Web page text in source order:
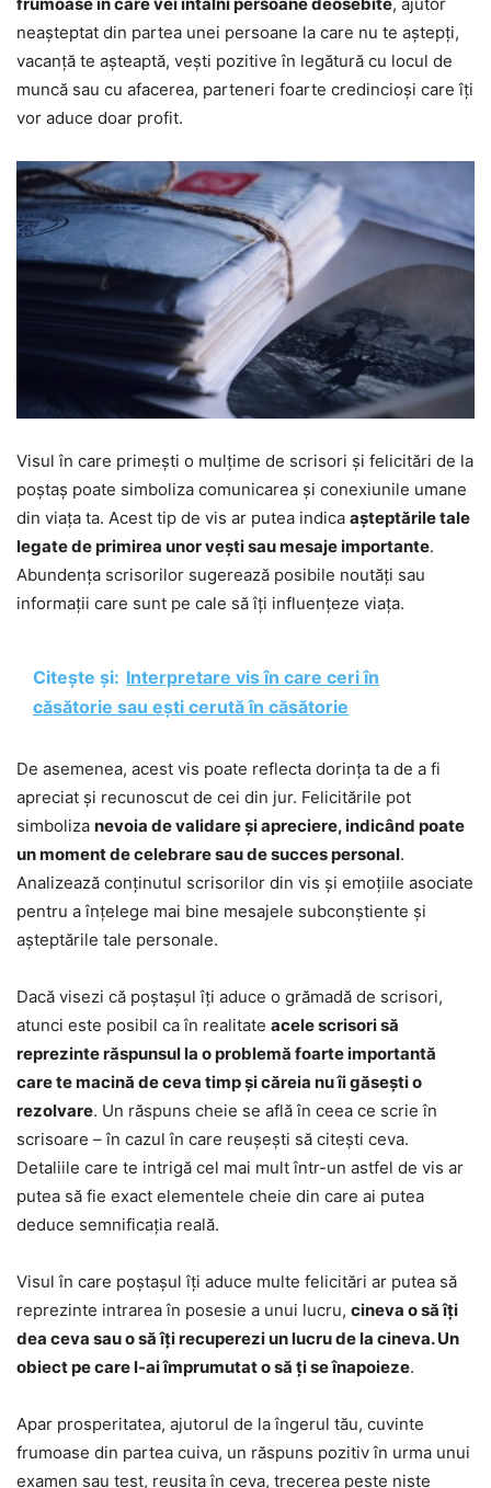
neașteptat din partea unei persoane la care nu te aștepți,
vacanță te așteaptă, vești pozitive în legătură cu locul de
muncă sau cu afacerea, parteneri foarte credincioși care îți
vor aduce doar profit.
Visul în care primești o mulțime de scrisori și felicitări de la
poștaș poate simboliza comunicarea și conexiunile umane
din viața ta. Acest tip de vis ar putea indica așteptările tale
legate de primirea unor vești sau mesaje importante.
Abundența scrisorilor sugerează posibile noutăți sau
informații care sunt pe cale să îți influențeze viața.
Citește și: Interpretare vis în care ceri în
căsătorie sau ești cerută în căsătorie
De asemenea, acest vis poate reflecta dorința ta de a fi
apreciat și recunoscut de cei din jur. Felicitările pot
simboliza nevoia de validare și apreciere, indicând poate
un moment de celebrare sau de succes personal.
Analizează conținutul scrisorilor din vis și emoțiile asociate
pentru a înțelege mai bine mesajele subconștiente și
așteptările tale personale.
Dacă visezi că poștașul îți aduce o grămadă de scrisori,
atunci este posibil ca în realitate acele scrisori să
reprezinte răspunsul la o problemă foarte importantă
care te macină de ceva timp și căreia nu îi găsești o
rezolvare. Un răspuns cheie se află în ceea ce scrie în
scrisoare – în cazul în care reușești să citești ceva.
Detaliile care te intrigă cel mai mult într-un astfel de vis ar
putea să fie exact elementele cheie din care ai putea
deduce semnificația reală.
Visul în care poștașul îți aduce multe felicitări ar putea să
reprezinte intrarea în posesie a unui lucru, cineva o să îți
dea ceva sau o să îți recuperezi un lucru de la cineva. Un
obiect pe care l-ai împrumutat o să ți se înapoieze.
Apar prosperitatea, ajutorul de la îngerul tău, cuvinte
frumoase din partea cuiva, un răspuns pozitiv în urma unui
examen sau test, reușita în ceva, trecerea peste niște